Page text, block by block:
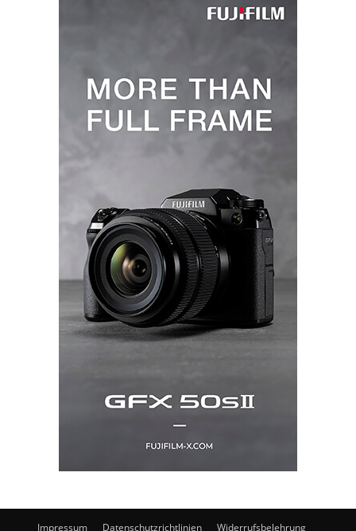
Impressum Datenschutzrichtlinien Widerrufsbelehrung